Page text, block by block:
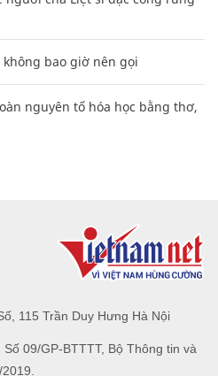
bao giờ nên gọi
nguyên tố hóa học bằng thơ,
115 Trần Duy Hưng Hà Nội
09/GP-BTTTT, Bộ Thông tin và